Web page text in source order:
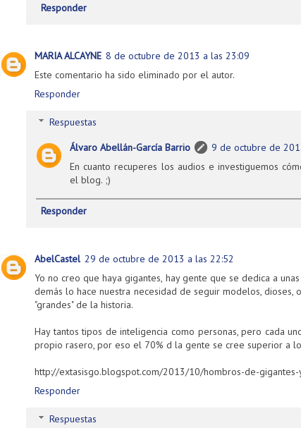
Responder
MARIA ALCAYNE 8 de octubre de 2013 a las 23:09
Este comentario ha sido eliminado por el autor.
Responder
Respuestas
Álvaro Abellán-García Barrio
9 de octubre de
En cuanto recuperes los audios e investiguemos
el blog. ;)
Responder
AbelCastel 29 de octubre de 2013 a las 22:52
Yo no creo que haya gigantes, hay gente que se dedica a
demás lo hace nuestra necesidad de seguir modelos,
"grandes" de la historia.
Hay tantos tipos de inteligencia como personas, pero cada
propio rasero, por eso el 70% d la gente se cree superior a
http://extasisgo.blogspot.com/2013/10/hombros-de-
Responder
Respuestas